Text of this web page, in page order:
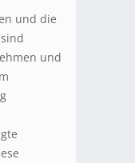
und die
und